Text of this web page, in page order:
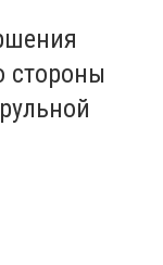
стороны